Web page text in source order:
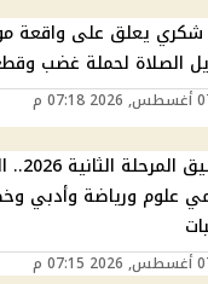
شكري يعلق على واقعة
الصلاة لحملة غضب
علوم ورياضة وأدبي